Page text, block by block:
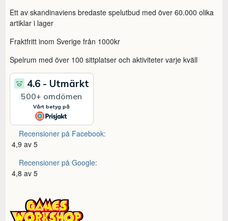
Ett av skandinaviens bredaste spelutbud med över 60.000 olika
artiklar i lager
Fraktfritt inom Sverige från 1000kr
Spelrum med över 100 sittplatser och aktiviteter varje kväll
Recensioner på Facebook:
4,9 av 5
Recensioner på Google:
4,8 av 5